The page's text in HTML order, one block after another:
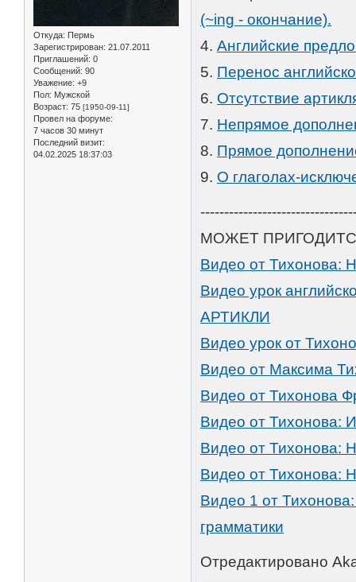
Откуда: Пермь
Зарегистрирован: 21.07.2011
Приглашений: 0
Сообщений: 90
Уважение: +9
Пол: Мужской
Возраст: 75 [1950-09-11]
Провел на форуме:
7 часов 30 минут
Последний визит:
04.02.2025 18:37:03
(~ing - окончание).
4.Английские
5. Перенос
6. Отсутствие
7. Непрямое
8. Прямое
9. О глаголах-
МОЖЕТ
Видео от Тихонова:
Видео урок
АРТИКЛИ
Видео урок от
Видео от Максима
Видео от Тихонова
Видео от Тихонова:
Видео от Тихонова:
Видео от Тихонова:
Видео 1 от
грамматики
Отредактировано